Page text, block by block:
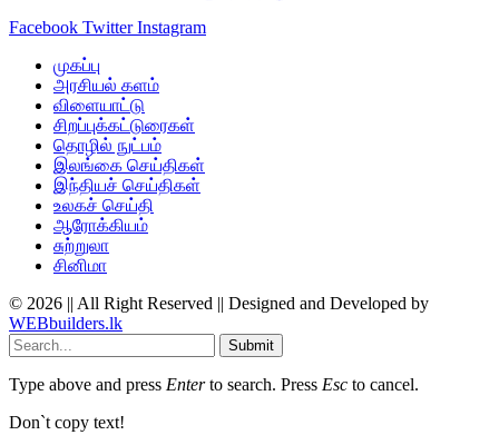
Facebook Twitter Instagram
முகப்பு
அரசியல் களம்
விளையாட்டு
சிறப்புக்கட்டுரைகள்
தொழில் நுட்பம்
இலங்கை செய்திகள்
இந்தியச் செய்திகள்
உலகச் செய்தி
ஆரோக்கியம்
சுற்றுலா
சினிமா
© 2026 || All Right Reserved || Designed and Developed by
WEBbuilders.lk
Submit
Type above and press Enterto search. Press Esc to cancel.
Don`t copy text!